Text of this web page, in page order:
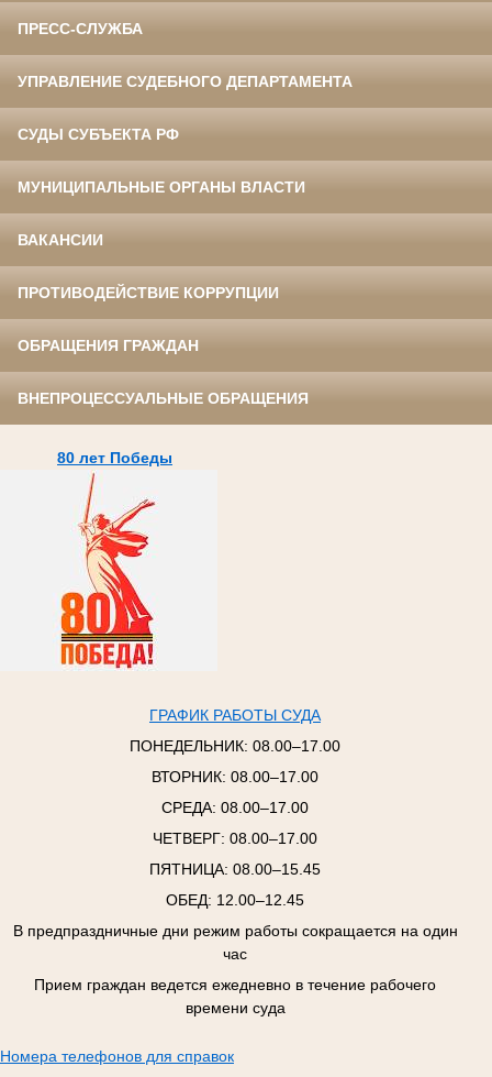
ПРЕСС-СЛУЖБА
УПРАВЛЕНИЕ СУДЕБНОГО ДЕПАРТАМЕНТА
СУДЫ СУБЪЕКТА РФ
МУНИЦИПАЛЬНЫЕ ОРГАНЫ ВЛАСТИ
ВАКАНСИИ
ПРОТИВОДЕЙСТВИЕ КОРРУПЦИИ
ОБРАЩЕНИЯ ГРАЖДАН
ВНЕПРОЦЕССУАЛЬНЫЕ ОБРАЩЕНИЯ
80 лет Победы
ГРАФИК РАБОТЫ СУДА
ПОНЕДЕЛЬНИК: 08.00–17.00
ВТОРНИК: 08.00–17.00
СРЕДА: 08.00–17.00
ЧЕТВЕРГ: 08.00–17.00
ПЯТНИЦА: 08.00–15.45
ОБЕД: 12.00–12.45
В предпраздничные дни режим работы сокращается на один
час
Прием граждан ведется ежедневно в течение рабочего
времени суда
Номера телефонов для справок